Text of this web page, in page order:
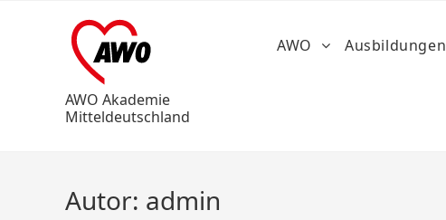
AWO Akademie
Mitteldeutschland
AWO Ausbildungen
Autor: admin